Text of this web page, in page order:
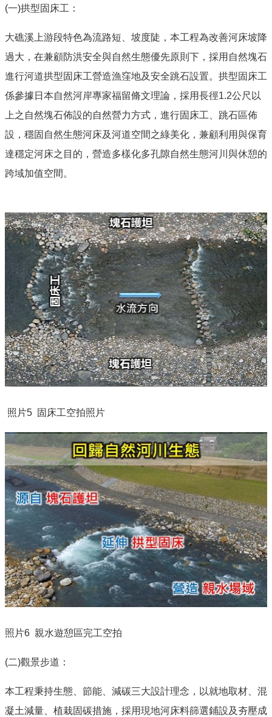
(一)拱型固床工：
大礁溪上游段特色為流路短、坡度陡，本工程為改善河床坡降
過大，在兼顧防洪安全與自然生態優先原則下，採用自然塊石
進行河道拱型固床工營造漁窪地及安全跳石設置。拱型固床工
係參據日本自然河岸專家福留脩文理論，採用長徑1.2公尺以
上之自然塊石佈設的自然營力方式，進行固床工、跳石區佈
設，穩固自然生態河床及河道空間之綠美化，兼顧利用與保育
達穩定河床之目的，營造多樣化多孔隙自然生態河川與休憩的
跨域加值空間。
照片5 固床工空拍照片
照片6 親水遊憩區完工空拍
(二)觀景步道：
本工程秉持生態、節能、減碳三大設計理念，以就地取材、混
凝土減量、植栽固碳措施，採用現地河床料篩選鋪設及夯壓成